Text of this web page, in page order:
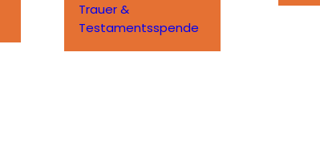
Trauer &
Testamentsspende